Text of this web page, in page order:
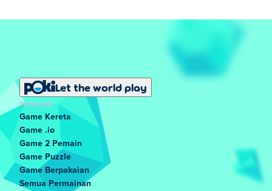
Let the world play
POPULAR
Game Kereta
Game .io
Game 2 Pemain
Game Puzzle
Game Berpakaian
Semua Permainan